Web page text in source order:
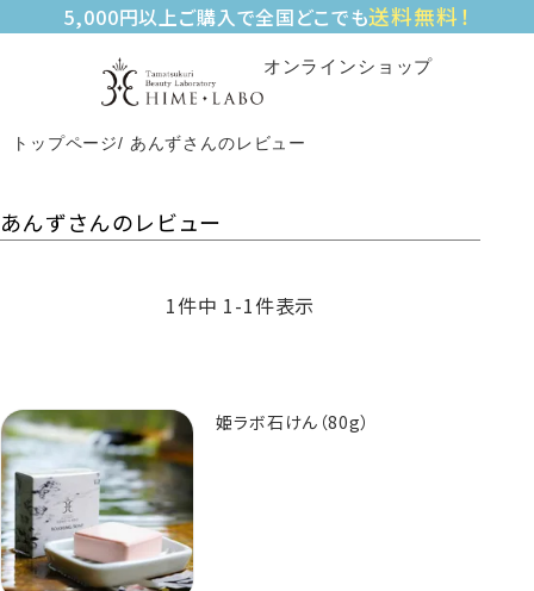
5,000円以上ご購入で全国どこでも送料無料！
オンラインショップ
トップページ あんずさんのレビュー
あんずさんのレビュー
1件中 1-1件表示
姫ラボ石けん（80g）